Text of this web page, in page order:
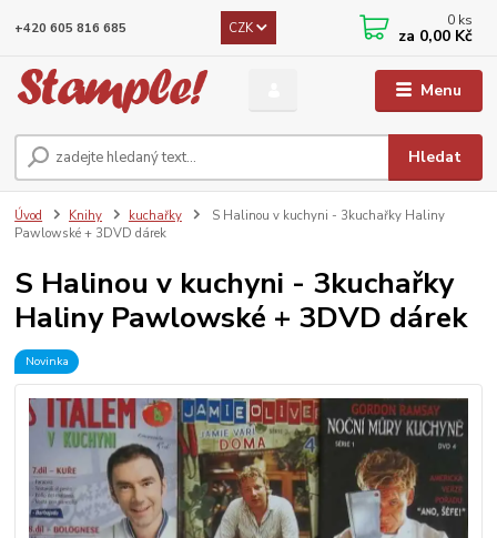
Menu
CZK
Hledat
+420 605 816 685 0 ks
za 0,00 Kč
Úvod Knihy kuchařky
S Halinou v kuchyni - 3kuchařky Haliny
Pawlowské + 3DVD dárek
S Halinou v kuchyni - 3kuchařky
Haliny Pawlowské + 3DVD dárek
Novinka